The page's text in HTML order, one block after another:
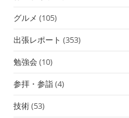
グルメ (105)
出張レポート (353)
勉強会 (10)
参拝・参詣(4)
技術(53)